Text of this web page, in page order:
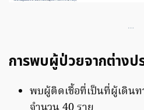
…
การพบผู้ป่วยจากต่างป
พบผู้ติดเชื้อที่เป็นที่ผู้เดินท